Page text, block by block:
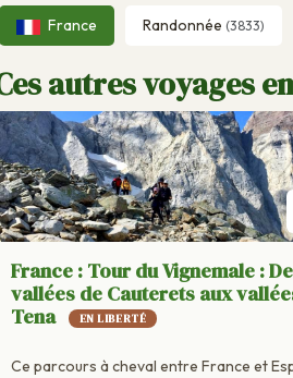
France Randonnée (3833)
autres voyages
France : Tour du Vignemale :
vallées de Cauterets aux
Tena
EN LIBERTÉ
Ce parcours à cheval entre France et